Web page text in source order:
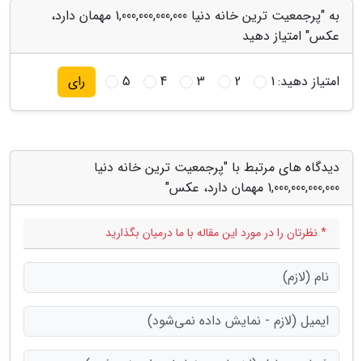
به "پرجمعیت ترین خانه دنیا 1,000,000,000,000 مهمان دارد،
عکس" امتیاز دهید
امتیاز دهید:1
2
3
4
5 رای
دیدگاه های مرتبط با "پرجمعیت ترین خانه دنیا
1,000,000,000,000 مهمان دارد، عکس"
* نظرتان را در مورد این مقاله با ما درمیان بگذارید